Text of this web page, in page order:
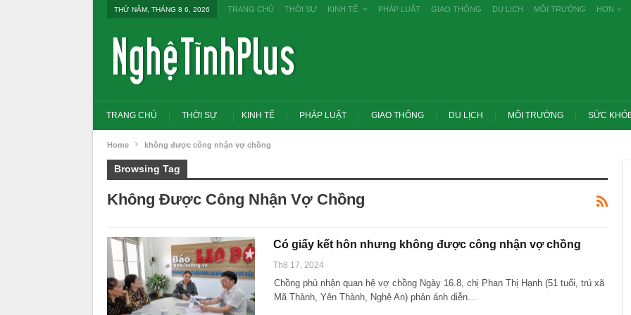
THỨ NĂM, THÁNG 8 6, 2026 TRANG CHỦ THỜI SỰ KINH TẾ PHÁP LUẬT GIAO THÔNG DU LỊCH MÔI TRƯỜNG HƠN
TRANG CHỦ THỜI SỰ KINH TẾ PHÁP LUẬT GIAO THÔNG DU LỊCH MÔI TRƯỜNG SỨC
Home không được công nhận vợ chồng
Browsing Tag
Không Được Công Nhận Vợ Chồng
Có giấy kết hôn nhưng không được công nhận vợ chồng
Th8 17, 2024
Chồng phủ nhận quan hệ vợ chồng Ngày 16.8, chị Phan Thị Hạnh (51 tuổi, trú xã
Mã Thành, Yên Thành, Nghệ An) phản ánh diễn…
Tổng Bí thư, Chủ tịch nước yêu cầu thay
đổi tư duy bằng cấp sang nghề nghiệp
Thủ tướng: Xử lý nghiêm các vụ tiêu cực